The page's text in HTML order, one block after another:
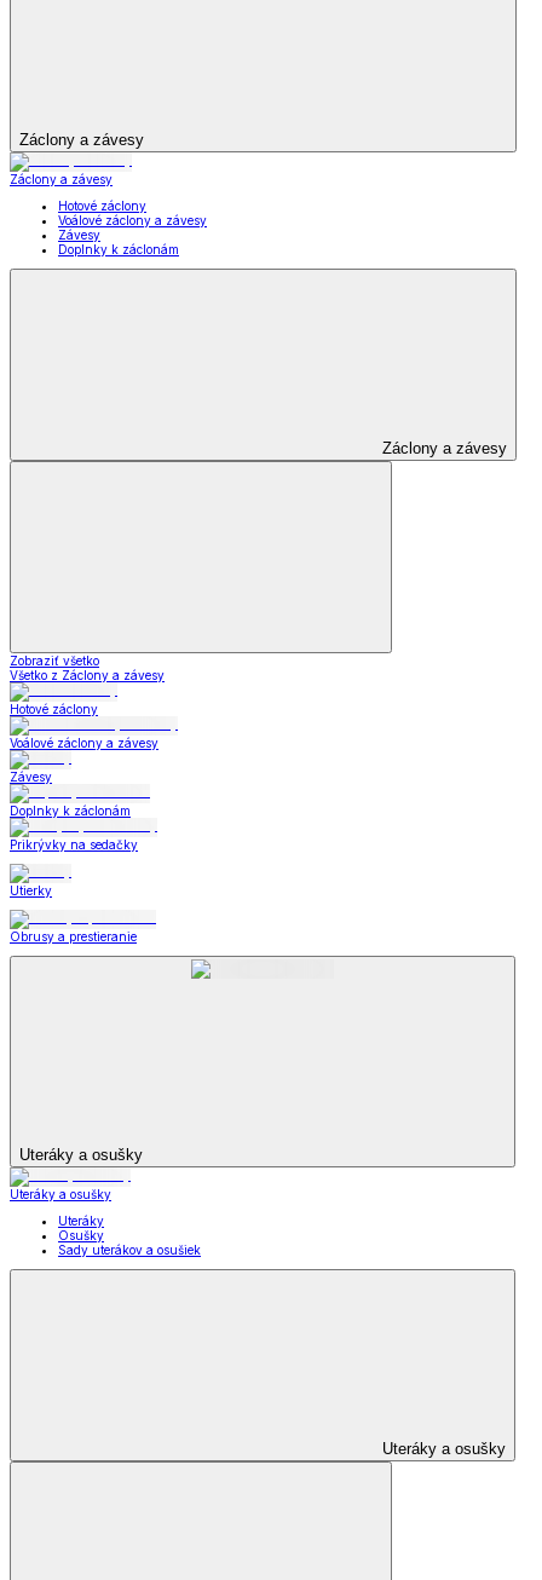
Záclony a závesy
Záclony a závesy
Hotové záclony
Voálové záclony a závesy
Závesy
Doplnky k záclonám
Záclony a závesy
Zobraziť všetko
Všetko z Záclony a závesy
Hotové záclony
Voálové záclony a závesy
Závesy
Doplnky k záclonám
Prikrývky na sedačky
Utierky
Obrusy a prestieranie
Uteráky a osušky
Uteráky a osušky
Uteráky
Osušky
Sady uterákov a osušiek
Uteráky a osušky